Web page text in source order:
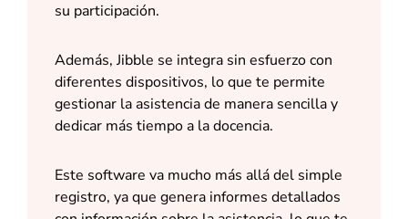
su participación.
Además, Jibble se integra sin esfuerzo con
diferentes dispositivos, lo que te permite
gestionar la asistencia de manera sencilla y
dedicar más tiempo a la docencia.
Este software va mucho más allá del simple
registro, ya que genera informes detallados